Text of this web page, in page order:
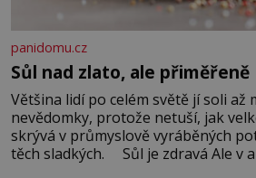
panidomu.cz
Sůl nad zlato, ale přiměřeně
Většina lidí po celém světě jí soli až
nevědomky, protože netuší, jak
skrývá v průmyslově vyráběných
těch sladkých. Sůl je zdravá Ale v